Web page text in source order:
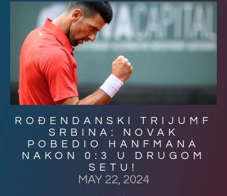
ROĐENDANSKI TRIJUMF
SRBINA: NOVAK
POBEDIO HANFMANA
NAKON 0:3 U DRUGOM
SETU!
MAY 22, 2024